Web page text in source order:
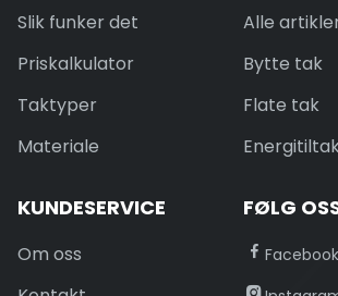
Slik funker det
Priskalkulator
Taktyper
Materiale
Alle
Bytte tak
Flate tak
KUNDESERVICE
Om oss
FØLG
Facebook